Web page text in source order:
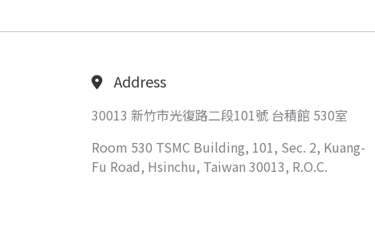
Address
30013 新竹市光復路二段101號 台積館 530室
Room 530 TSMC Building, 101, Sec. 2, Kuang-
Fu Road, Hsinchu, Taiwan 30013, R.O.C.